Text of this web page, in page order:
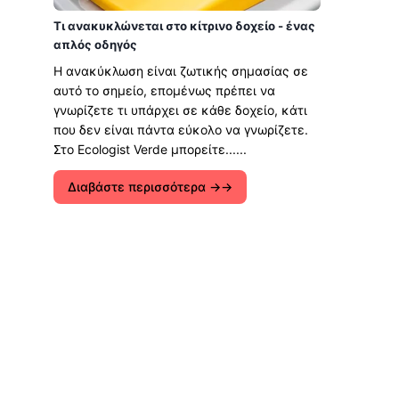
Τι ανακυκλώνεται στο κίτρινο δοχείο - ένας
απλός οδηγός
Η ανακύκλωση είναι ζωτικής σημασίας σε
αυτό το σημείο, επομένως πρέπει να
γνωρίζετε τι υπάρχει σε κάθε δοχείο, κάτι
που δεν είναι πάντα εύκολο να γνωρίζετε.
Στο Ecologist Verde μπορείτε......
Διαβάστε περισσότερα →